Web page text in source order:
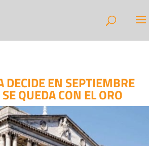
DECIDE EN SEPTIEMBRE
QUEDA CON EL ORO